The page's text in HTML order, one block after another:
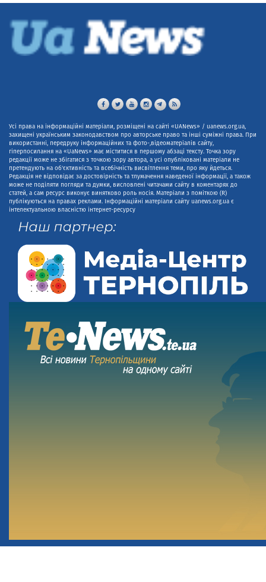
Усі права на інформаційні матеріали, розміщені на сайті «UANews» / uanews.org.ua,
захищені українським законодавством про авторське право та інші суміжні права. При
використанні, передруку інформаційних та фото-,відеоматеріалів сайту,
гіперпосилання на «UaNews» має міститися в першому абзаці тексту. Точка зору
редакції може не збігатися з точкою зору автора, а усі опубліковані матеріали не
претендують на об'єктивність та всебічність висвітлення теми, про яку йдеться.
Редакція не відповідає за достовірність та тлумачення наведеної інформації, а також
може не поділяти погляди та думки, висловлені читачами сайту в коментарях до
статей, а сам ресурс виконує винятково роль носія. Матеріали з поміткою (R)
публікуються на правах реклами. Інформаційні матеріали сайту uanews.org.ua є
інтелектуальною власністю інтернет-ресурсу